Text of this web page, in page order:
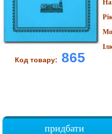
Код товару: 865
придбати